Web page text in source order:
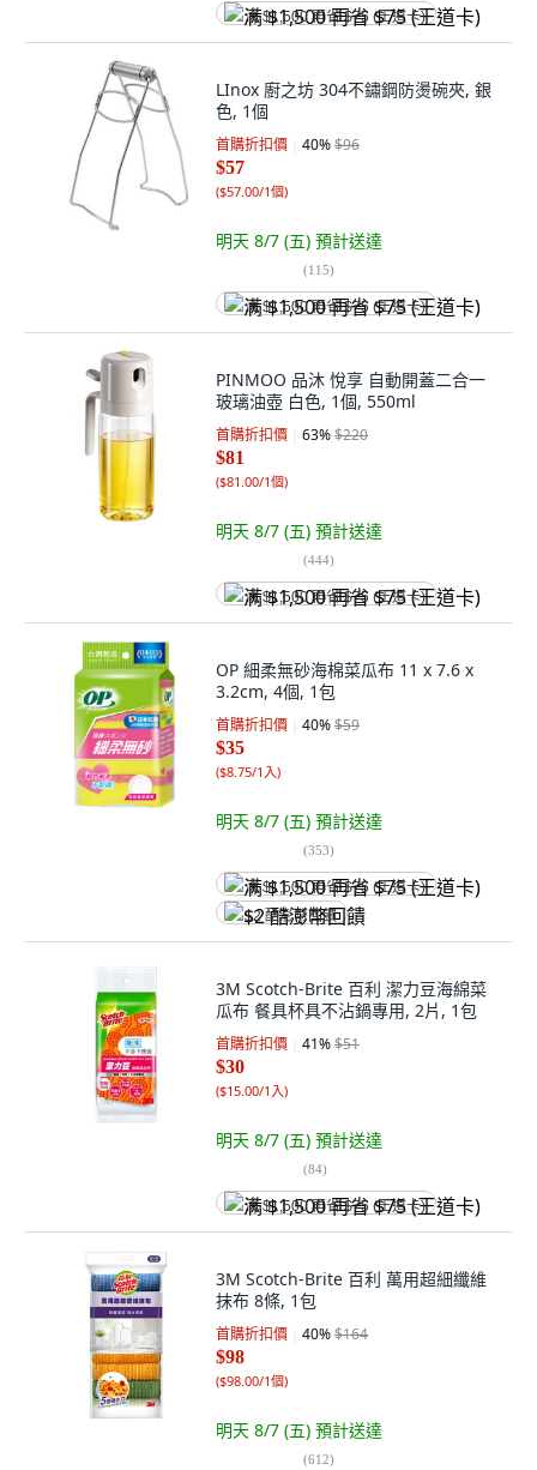
满 $1,500 再省 $75 (王道卡)
LInox 廚之坊 304不鏽鋼防燙碗夾, 銀
色, 1個
首購折扣價 40%$96
$57
($57.00/1個)
明天 8/7 (五) 預計送達
(115)
满 $1,500 再省 $75 (王道卡)
PINMOO 品沐 悅享 自動開蓋二合一
玻璃油壺 白色, 1個, 550ml
首購折扣價 63%$220
$81
($81.00/1個)
明天 8/7 (五) 預計送達
(444)
满 $1,500 再省 $75 (王道卡)
OP 細柔無砂海棉菜瓜布 11 x 7.6 x
3.2cm, 4個, 1包
首購折扣價 40%$59
$35
($8.75/1入)
明天 8/7 (五) 預計送達
(353)
满 $1,500 再省 $75 (王道卡)
$2 酷澎幣回饋
3M Scotch-Brite 百利 潔力豆海綿菜
瓜布 餐具杯具不沾鍋專用, 2片, 1包
首購折扣價 41%$51
$30
($15.00/1入)
明天 8/7 (五) 預計送達
(84)
满 $1,500 再省 $75 (王道卡)
3M Scotch-Brite 百利 萬用超細纖維
抹布 8條, 1包
首購折扣價 40%$164
$98
($98.00/1個)
明天 8/7 (五) 預計送達
(612)